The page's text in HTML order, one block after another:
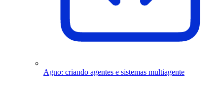
Agno: criando agentes e sistemas multiagente